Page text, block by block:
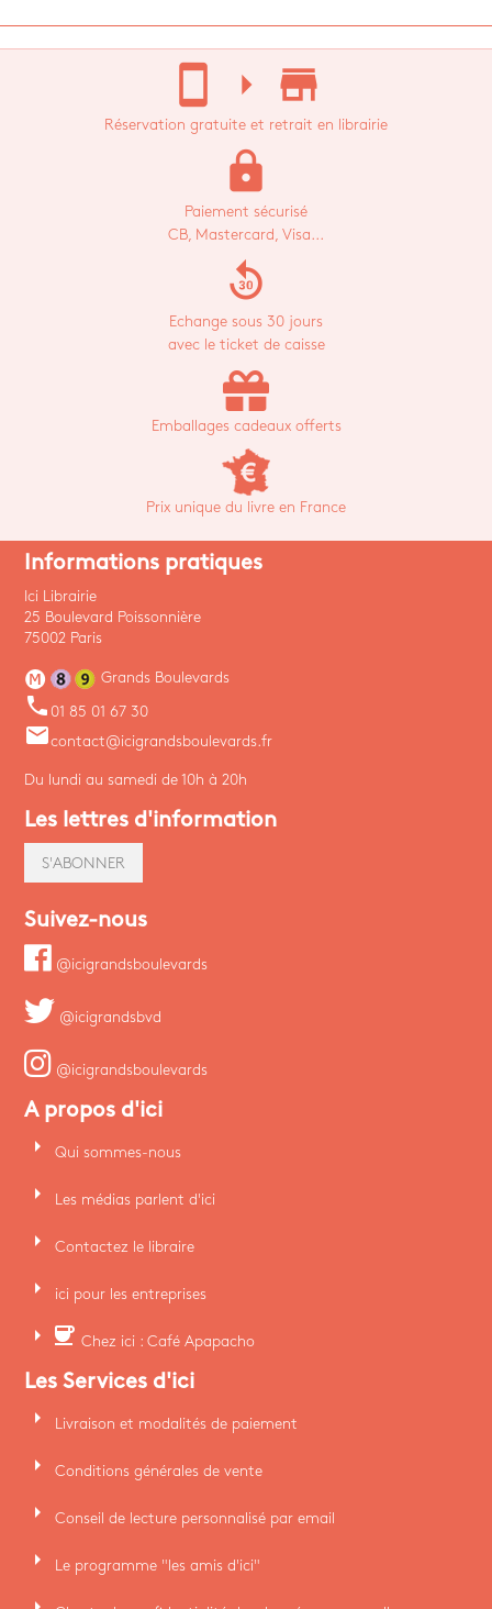
stay_current_portrait arrow_right store_mall_directory
Réservation gratuite et retrait en librairie
lock
Paiement sécurisé
CB, Mastercard, Visa...
replay_30
Echange sous 30 jours
avec le ticket de caisse
Emballages cadeaux offerts
Prix unique du livre en France
Informations pratiques
Ici Librairie
25 Boulevard Poissonnière
75002 Paris
Grands Boulevards
phone 01 85 01 67 30
emailcontact@icigrandsboulevards.fr
Du lundi au samedi de 10h à 20h
Les lettres d'information
S'ABONNER
Suivez-nous
@icigrandsboulevards
@icigrandsbvd
@icigrandsboulevards
A propos d'ici
arrow_right Qui sommes-nous
arrow_right Les médias parlent d'ici
arrow_right Contactez le libraire
arrow_right ici pour les entreprises
arrow_right coffee Chez ici : Café Apapacho
Les Services d'ici
arrow_right Livraison et modalités de paiement
arrow_right Conditions générales de vente
arrow_right Conseil de lecture personnalisé par email
arrow_right Le programme "les amis d'ici"